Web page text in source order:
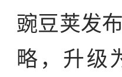
豌豆荚发
略，升级